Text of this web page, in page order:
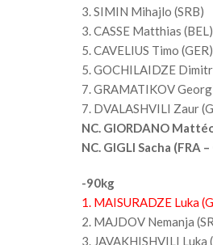
3. SIMIN Mihajlo (SRB)
3. CASSE Matthias (BEL)
5. CAVELIUS Timo (GER)
5. GOCHILAIDZE
7. GRAMATIKOV
7. DVALASHVILI Zaur
NC. GIORDANO
NC. GIGLI Sacha (FRA
-90kg
1. MAISURADZE Luka
2. MAJDOV Nemanja
3. JAVAKHISHVILI Luka